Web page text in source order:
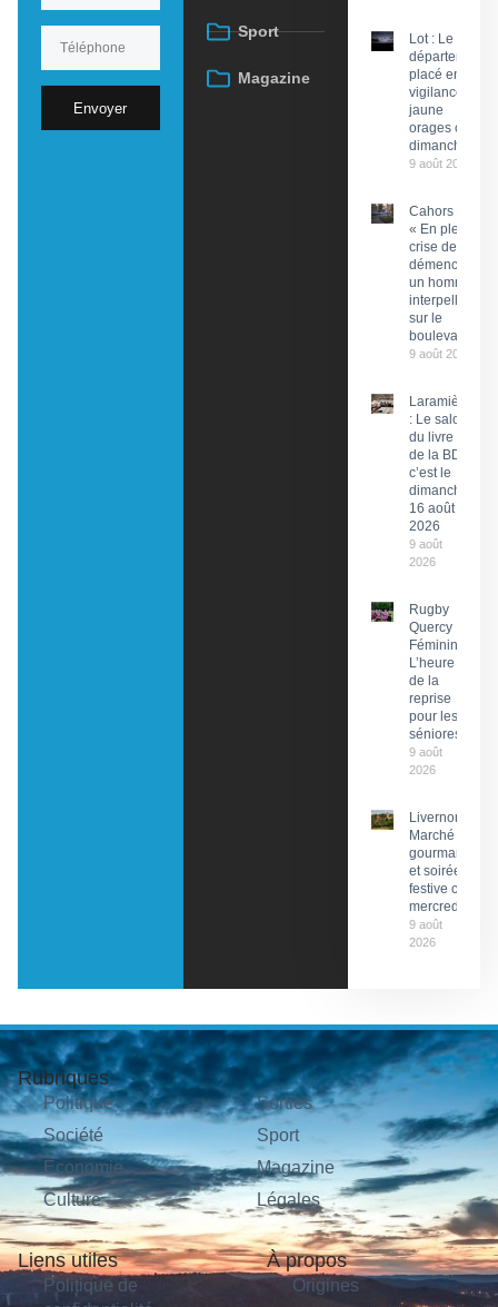
Envoyer
Sport
Magazine
Lot : Le
département
placé en
vigilance
jaune
orages ce
dimanche
9 août 2026
Cahors :
« En pleine
crise de
démence »,
un homme
interpellé
sur le
boulevard
9 août 2026
Laramière
: Le salon
du livre et
de la BD,
c’est le
dimanche
16 août
2026
9 août
2026
Rugby
Quercy
Féminin :
L’heure
de la
reprise
pour les
séniores
9 août
2026
Livernon :
Marché
gourmand
et soirée
festive ce
mercredi
9 août
2026
Rubriques
Politique
Société
Économie
Culture
Sorties
Sport
Magazine
Légales
Liens utiles
Politique de
À propos
Origines